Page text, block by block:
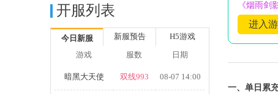
开服列表
今日新服 新服预告
H5游戏
游戏
服数 日期
暗黑大天使 双线993 08-07 14:00
《烟雨
进入
一、单日累